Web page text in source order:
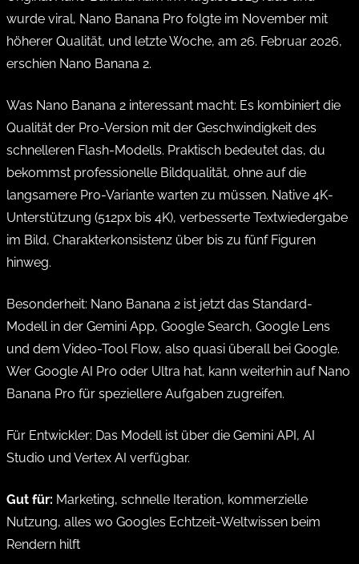
wurde viral, Nano Banana Pro folgte im November mit
höherer Qualität, und letzte Woche, am 26. Februar 2026,
erschien Nano Banana 2.
Was Nano Banana 2 interessant macht: Es kombiniert die
Qualität der Pro-Version mit der Geschwindigkeit des
schnelleren Flash-Modells. Praktisch bedeutet das, du
bekommst professionelle Bildqualität, ohne auf die
langsamere Pro-Variante warten zu müssen. Native 4K-
Unterstützung (512px bis 4K), verbesserte Textwiedergabe
im Bild, Charakterkonsistenz über bis zu fünf Figuren
hinweg.
Besonderheit: Nano Banana 2 ist jetzt das Standard-
Modell in der Gemini App, Google Search, Google Lens
und dem Video-Tool Flow, also quasi überall bei Google.
Wer Google AI Pro oder Ultra hat, kann weiterhin auf Nano
Banana Pro für speziellere Aufgaben zugreifen.
Für Entwickler: Das Modell ist über die Gemini API, AI
Studio und Vertex AI verfügbar.
Gut für: Marketing, schnelle Iteration, kommerzielle
Nutzung, alles wo Googles Echtzeit-Weltwissen beim
Rendern hilft